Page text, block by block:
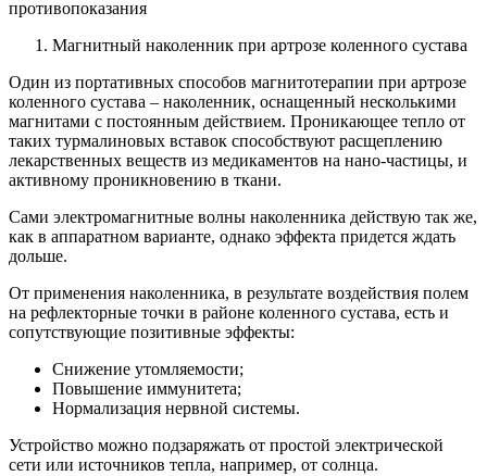
Магнитный наколенник при артрозе коленного сустава
Один из портативных способов магнитотерапии при артрозе
коленного сустава – наколенник, оснащенный несколькими
магнитами с постоянным действием. Проникающее тепло от
таких турмалиновых вставок способствуют расщеплению
лекарственных веществ из медикаментов на нано-частицы, и
активному проникновению в ткани.
Сами электромагнитные волны наколенника действую так же,
как в аппаратном варианте, однако эффекта придется ждать
дольше.
От применения наколенника, в результате воздействия полем
на рефлекторные точки в районе коленного сустава, есть и
сопутствующие позитивные эффекты:
Снижение утомляемости;
Повышение иммунитета;
Нормализация нервной системы.
Устройство можно подзаряжать от простой электрической
сети или источников тепла, например, от солнца.